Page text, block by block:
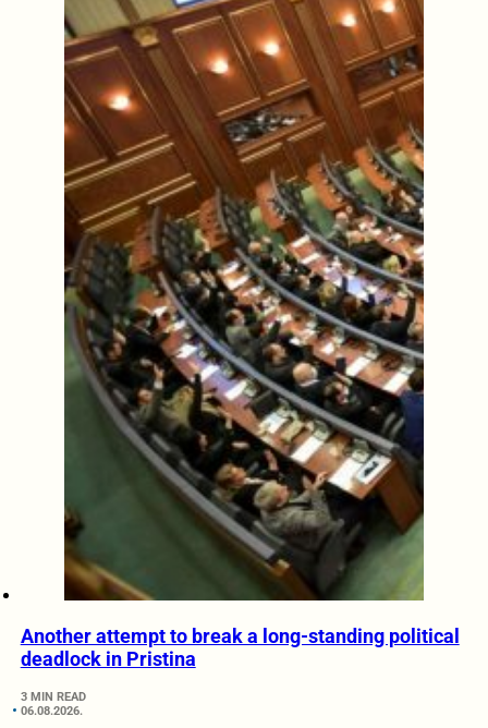
Another attempt to break a long-standing political
deadlock in Pristina
3 MIN READ
06.08.2026.